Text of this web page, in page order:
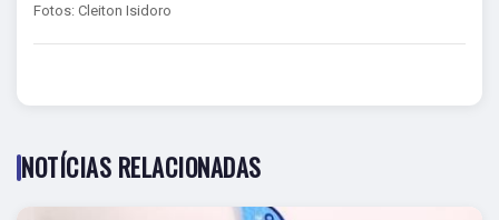
Fotos: Cleiton Isidoro
NOTÍCIAS RELACIONADAS